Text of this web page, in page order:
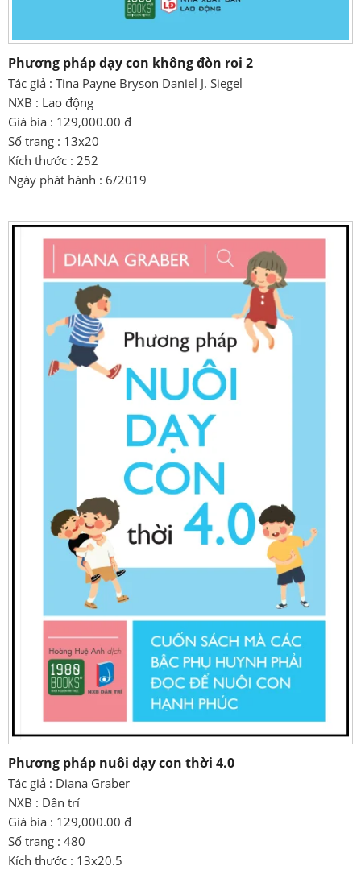
Phương pháp dạy con không đòn roi 2
Tác giả : Tina Payne Bryson Daniel J. Siegel
NXB : Lao động
Giá bìa : 129,000.00 đ
Số trang : 13x20
Kích thước : 252
Ngày phát hành : 6/2019
Phương pháp nuôi dạy con thời 4.0
Tác giả : Diana Graber
NXB : Dân trí
Giá bìa : 129,000.00 đ
Số trang : 480
Kích thước : 13x20.5